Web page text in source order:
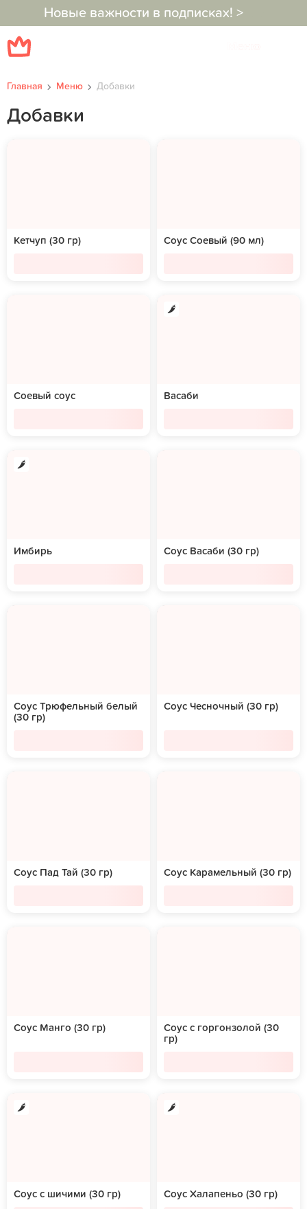
Новые важности в подписках! >
Главная Меню Добавки
Добавки
Кетчуп (30 гр) Соус Соевый (90 мл)
Соевый соус Васаби
Имбирь Соус Васаби (30 гр)
Соус Трюфельный белый
(30 гр)
Соус Чесночный (30 гр)
Соус Пад Тай (30 гр) Соус Карамельный (30 гр)
Соус Манго (30 гр)
Соус с горгонзолой (30
гр)
Соус с шичими (30 гр) Соус Халапеньо (30 гр)